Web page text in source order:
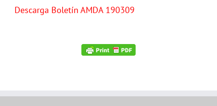
Descarga Boletín AMDA 190309